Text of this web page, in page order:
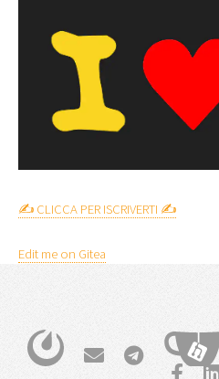
✍️ CLICCA PER ISCRIVERTI ✍️
Edit me on Gitea